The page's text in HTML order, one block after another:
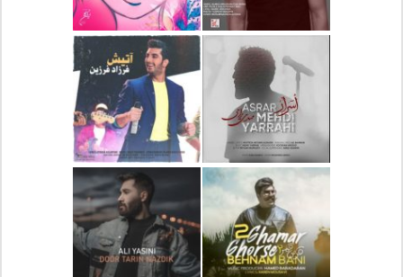
دانلود آهنگ جدید رضا
بهرام بنام نگار
دانلود آهنگ جدید علی
لهراسبی بنام صورت
دانلود آهنگ جدید مهدی
یراحی بنام اسرار
دانلود آهنگ جدید فرزاد
فرزین بنام آتیش